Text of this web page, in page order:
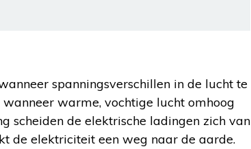
spanningsverschillen in de lucht te
warme, vochtige lucht omhoog
scheiden de elektrische ladingen zich van
de elektriciteit een weg naar de aarde.